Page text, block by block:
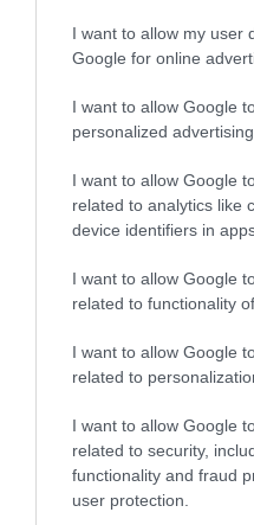
I want to allow my user
Google for online
I want to allow Google
personalized advertising.
I want to allow Google
related to analytics like
device identifiers in
I want to allow Google
related to functionality
I want to allow Google
related to
I want to allow Google
related to security,
functionality and fraud
user protection.
ΝΙΚΟΣ